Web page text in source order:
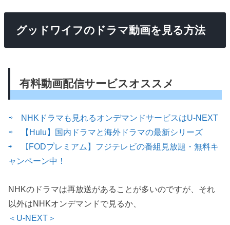
グッドワイフのドラマ動画を見る方法
有料動画配信サービスオススメ
⇨ NHKドラマも見れるオンデマンドサービスはU-NEXT
⇨ 【Hulu】国内ドラマと海外ドラマの最新シリーズ
⇨ 【FODプレミアム】フジテレビの番組見放題・無料キ
ャンペーン中！
NHKのドラマは再放送があることが多いのですが、それ
以外はNHKオンデマンドで見るか、
＜U-NEXT＞